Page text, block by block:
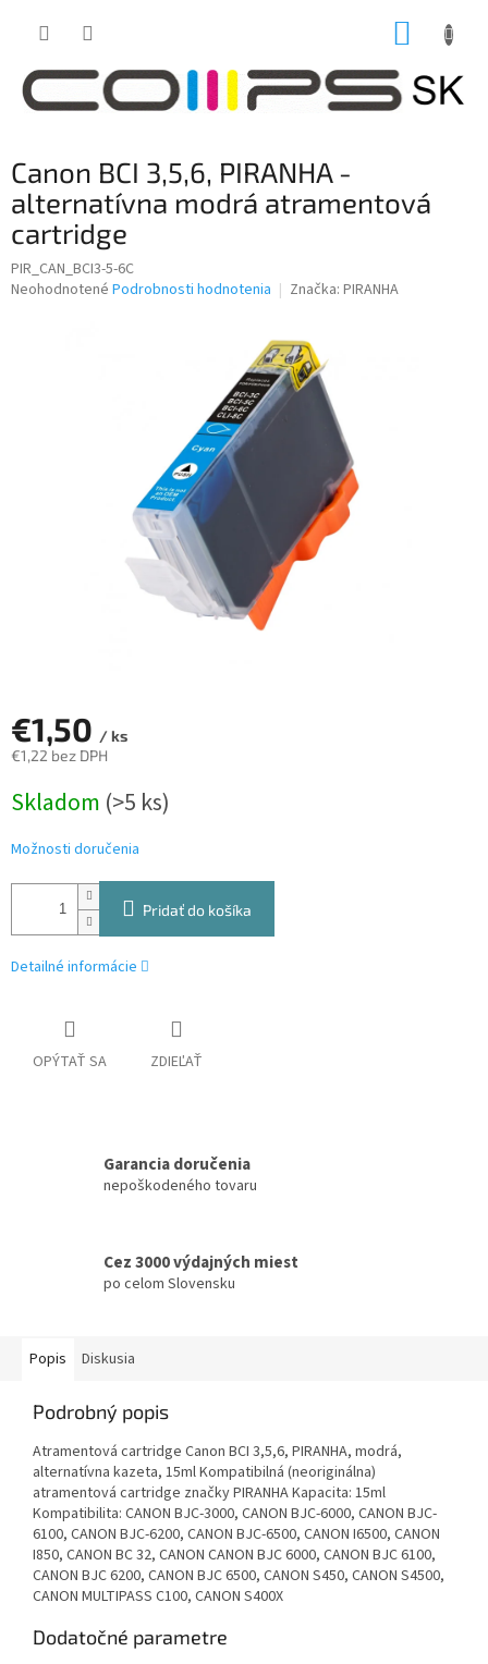
Canon BCI 3,5,6, PIRANHA -
alternatívna modrá atramentová
cartridge
PIR_CAN_BCI3-5-6C
Priemerné
Neohodnotené Podrobnosti hodnotenia Značka: PIRANHA
€1,50 / ks
€1,22 bez DPH
cena:
Skladom (>5 ks)
Možnosti doručenia
Pridať do košíka
Detailné informácie
OPÝTAŤ SA ZDIEĽAŤ
Garancia doručenia
nepoškodeného tovaru
Cez 3000 výdajných miest
po celom Slovensku
Popis Diskusia
Podrobný popis
Atramentová cartridge Canon BCI 3,5,6, PIRANHA, modrá,
alternatívna kazeta, 15ml Kompatibilná (neoriginálna)
atramentová cartridge značky PIRANHA Kapacita: 15ml
Kompatibilita: CANON BJC-3000, CANON BJC-6000, CANON BJC-
6100, CANON BJC-6200, CANON BJC-6500, CANON I6500, CANON
I850, CANON BC 32, CANON CANON BJC 6000, CANON BJC 6100,
CANON BJC 6200, CANON BJC 6500, CANON S450, CANON S4500,
CANON MULTIPASS C100, CANON S400X
Dodatočné parametre